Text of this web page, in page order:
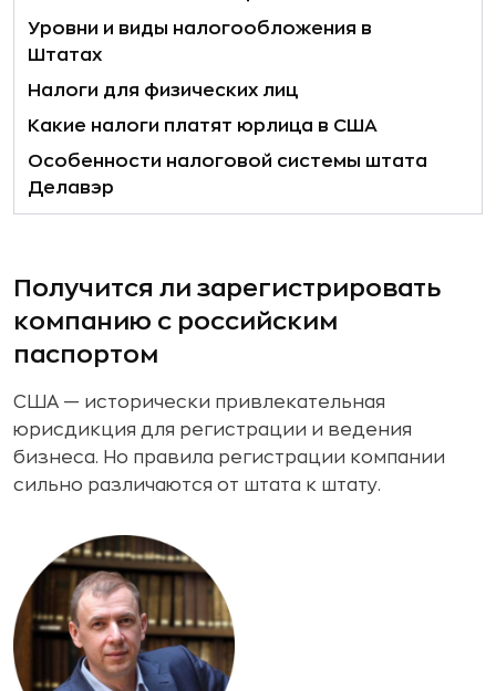
Уровни и виды налогообложения в
Штатах
Налоги для физических лиц
Какие налоги платят юрлица в США
Особенности налоговой системы штата
Делавэр
Получится ли зарегистрировать
компанию с российским
паспортом
США — исторически привлекательная
юрисдикция для регистрации и ведения
бизнеса. Но правила регистрации компании
сильно различаются от штата к штату.